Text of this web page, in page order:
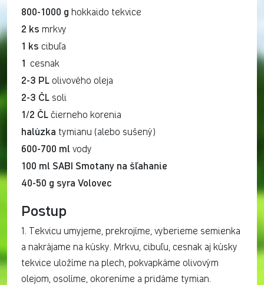
800-1000 g hokkaido tekvice
2 ks mrkvy
1 ks cibuľa
1 cesnak
2-3 PL olivového oleja
2-3 ČL soli
1/2 ČL čierneho korenia
halúzka tymianu (alebo sušený)
600-700 ml vody
100 ml SABI Smotany na šľahanie
40-50 g syra Volovec
Postup
1. Tekvicu umyjeme, prekrojíme, vyberieme semienka
a nakrájame na kúsky. Mrkvu, cibuľu, cesnak aj kúsky
tekvice uložíme na plech, pokvapkáme olivovým
olejom, osolíme, okoreníme a pridáme tymian.